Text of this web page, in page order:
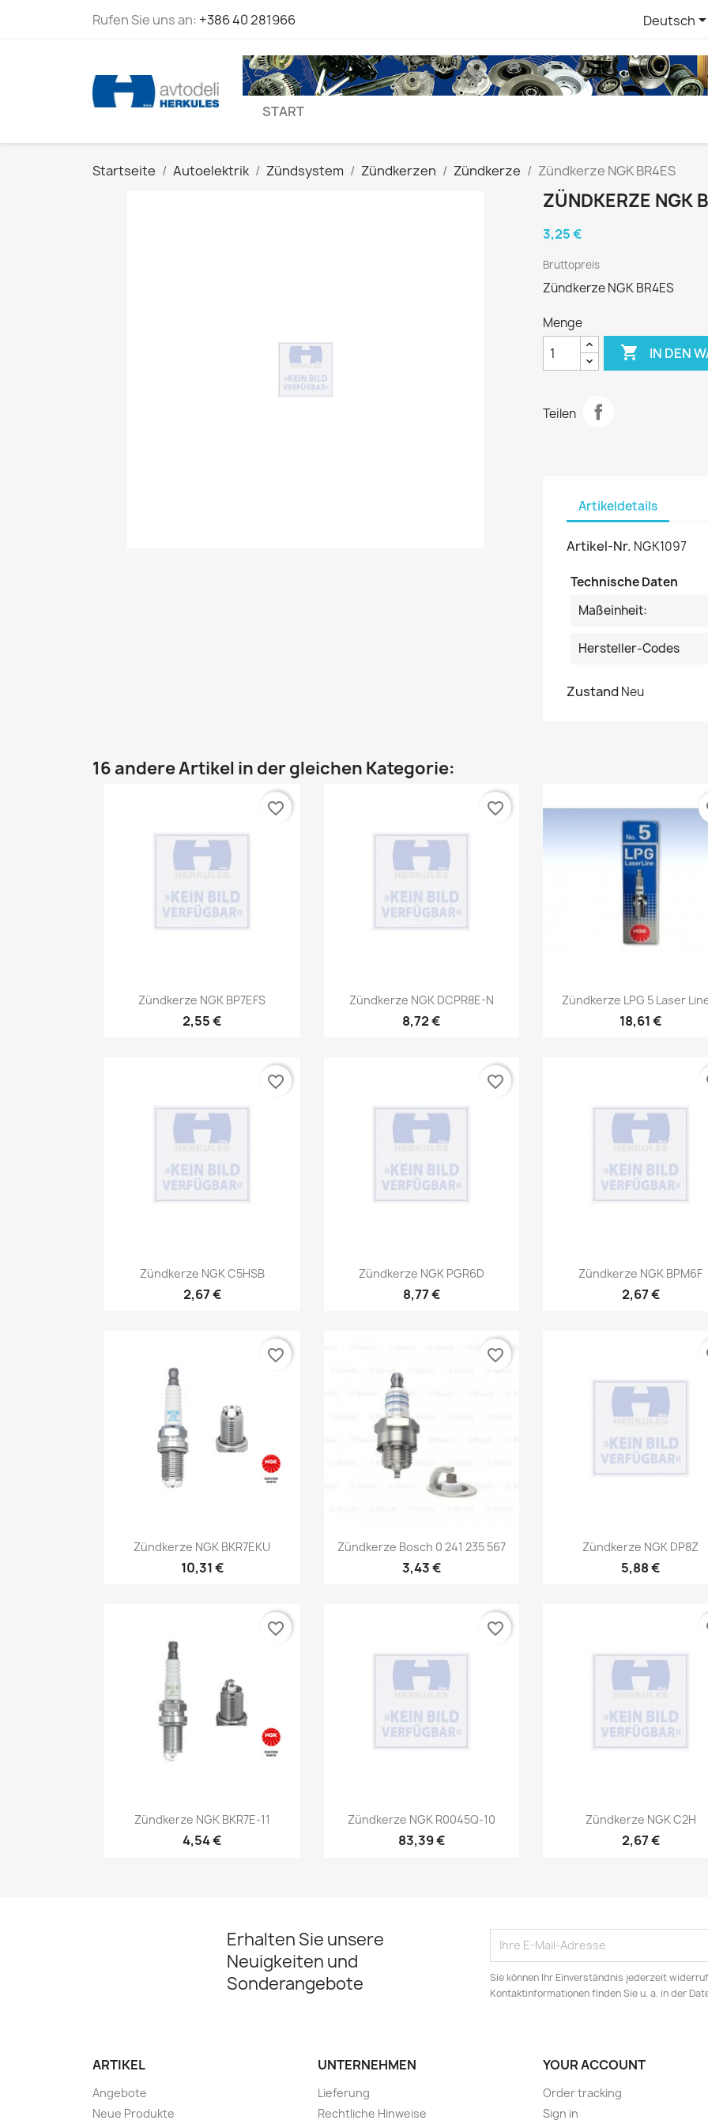
Rufen Sie uns an: +386 40 281966 Deutsch
START
Startseite Autoelektrik Zündsystem Zündkerzen Zündkerze Zündkerze NGK BR4ES
ZÜNDKERZE NGK
3,25 €
Bruttopreis
Zündkerze NGK BR4ES
Menge
 IN DEN
Teilen
Artikeldetails
Artikel-Nr. NGK1097
Technische Daten
Maßeinheit:
Hersteller-Codes
Zustand Neu
16 andere Artikel in der gleichen Kategorie:
Vorschau
Zündkerze NGK BP7EFS
2,55 €
favorite_border
Vorschau
Zündkerze NGK DCPR8E-N
8,72 €
favorite_border
Vorschau
Zündkerze LPG 5 Laser
18,61 €
Vorschau
Zündkerze NGK C5HSB
2,67 €
favorite_border
Vorschau
Zündkerze NGK PGR6D
8,77 €
favorite_border
Vorschau
Zündkerze NGK BPM6F
2,67 €
Vorschau
Zündkerze NGK BKR7EKU
10,31 €
favorite_border
Vorschau
Zündkerze Bosch 0 241 235 567
3,43 €
favorite_border
Vorschau
Zündkerze NGK DP8Z
5,88 €
Vorschau
Zündkerze NGK BKR7E-11
4,54 €
favorite_border
Vorschau
Zündkerze NGK R0045Q-10
83,39 €
favorite_border
Vorschau
Zündkerze NGK C2H
2,67 €
Erhalten Sie unsere
Neuigkeiten und
Sonderangebote
Sie können Ihr Einverständnis jederzeit
Kontaktinformationen finden Sie u. a. in der
ARTIKEL
Angebote
Neue Produkte
UNTERNEHMEN
Lieferung
Rechtliche Hinweise
YOUR ACCOUNT
Order tracking
Sign in